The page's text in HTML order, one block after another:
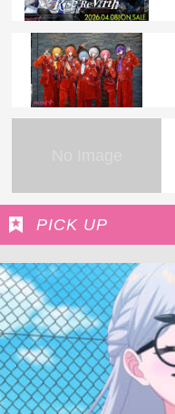
PICK UP